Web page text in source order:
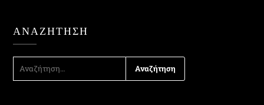
ΑΝΑΖΉΤΗΣΗ
ΑΝΑΖΉΤΗΣΗ
ΓΙΑ: